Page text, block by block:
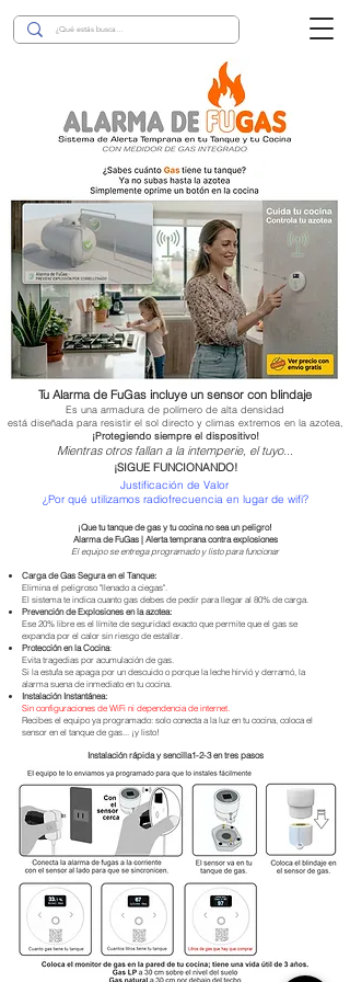
Tu Alarma de FuGas incluye un sensor con blindaje
Es una armadura de polímero de alta densidad
está diseñada para resistir el sol directo y climas extremos en la azotea,
¡Protegiendo siempre el dispositivo!
Mientras otros fallan a la intemperie, el tuyo...
¡SIGUE FUNCIONANDO!
Justificación de Valor
​¿Por qué utilizamos radiofrecuencia en lugar de wifi?
¡Que tu tanque de gas y tu cocina no sea un peligro!
Alarma de FuGas | Alerta temprana contra explosiones
El equipo se entrega programado y listo para funcionar
Carga de Gas Segura en el Tanque:
Elimina el peligroso "llenado a ciegas".
El sistema te indica cuanto gas debes de pedir para llegar al 80% de carga.
Prevención de Explosiones en la azotea:
Ese 20% libre es el límite de seguridad exacto que permite que el gas se
expanda por el calor sin riesgo de estallar.
Protección en la Cocina:
Evita tragedias por acumulación de gas.
Si la estufa se apaga por un descuido o porque la leche hirvió y derramó, la
alarma suena de inmediato en tu cocina.
Instalación Instantánea:
Sin configuraciones de WiFi ni dependencia de internet.
Recibes el equipo ya programado: solo conecta a la luz en tu cocina, coloca el
sensor en el tanque de gas... ¡y listo!
Instalación rápida y sencilla1-2-3 en tres pasos